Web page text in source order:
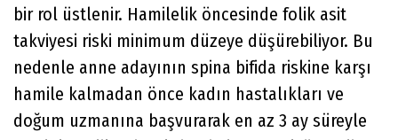
bir rol üstlenir. Hamilelik öncesinde folik asit
takviyesi riski minimum düzeye düşürebiliyor. Bu
nedenle anne adayının spina bifida riskine karşı
hamile kalmadan önce kadın hastalıkları ve
doğum uzmanına başvurarak en az 3 ay süreyle